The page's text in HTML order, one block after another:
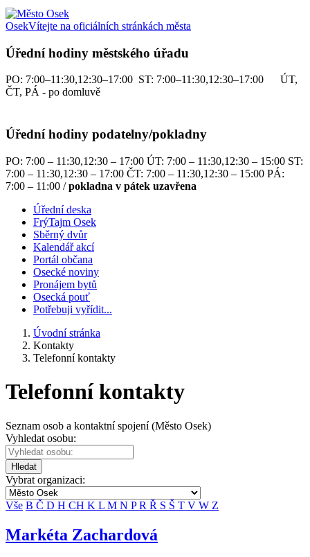
OsekVítejte na oficiálních stránkách města
Úřední hodiny městského úřadu
PO: 7:00–11:30,12:30–17:00 ST: 7:00–11:30,12:30–17:00 ÚT,
ČT, PÁ - po domluvě
Úřední hodiny podatelny/pokladny
PO: 7:00 – 11:30,12:30 – 17:00 ÚT: 7:00 – 11:30,12:30 – 15:00 ST:
7:00 – 11:30,12:30 – 17:00 ČT: 7:00 – 11:30,12:30 – 15:00 PÁ:
7:00 – 11:00 /pokladna v pátek uzavřena
Úřední deska
FrýTajm Osek
Sběrný dvůr
Kalendář akcí
Portál občana
Osecké noviny
Pronájem bytů
Osecká pouť
Potřebuji vyřídit...
Úvodní stránka
Kontakty
Telefonní kontakty
Telefonní kontakty
Seznam osob a kontaktní spojení (Město Osek)
Vyhledat osobu:
Hledat
Vybrat organizaci:
Vše B Č D H CH K L M N PR Ř S Š T V W Z
Markéta Zachardová